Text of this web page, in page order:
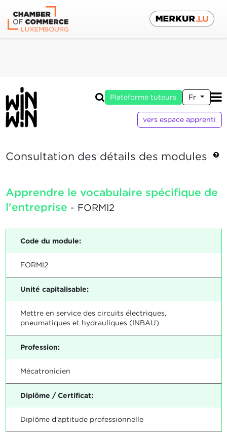
Plateforme tuteurs Fr
vers espace apprenti
Consultation des détails des modules
Apprendre le vocabulaire spécifique de
l'entreprise - FORMI2
Code du module:
FORMI2
Unité capitalisable:
Mettre en service des circuits électriques,
pneumatiques et hydrauliques (INBAU)
Profession:
Mécatronicien
Diplôme / Certificat:
Diplôme d'aptitude professionnelle